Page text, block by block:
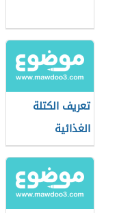
تعريف الكتلة
الغذائية